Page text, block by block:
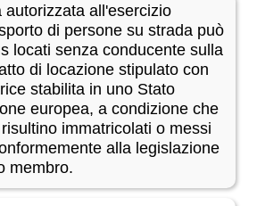
autorizzata all'esercizio
di persone su strada può
locati senza conducente sulla
di locazione stipulato con
stabilita in uno Stato
europea, a condizione che
immatricolati o messi
alla legislazione
membro.